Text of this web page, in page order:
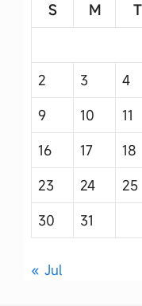
S
M T
2
3 4
9
10 11
16
17 18
23
24 25
30
31
« Jul